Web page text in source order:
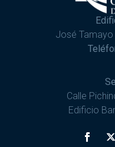
José
Calle
Edificio